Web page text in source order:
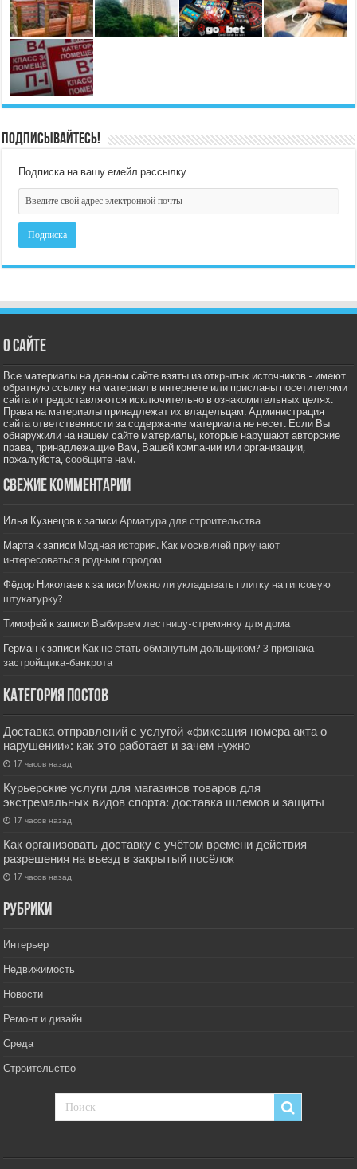
Подписывайтесь!
Подписка на вашу емейл рассылку
О сайте
Все материалы на данном сайте взяты из открытых источников - имеют
обратную ссылку на материал в интернете или присланы посетителями
сайта и предоставляются исключительно в ознакомительных целях.
Права на материалы принадлежат их владельцам. Администрация
сайта ответственности за содержание материала не несет. Если Вы
обнаружили на нашем сайте материалы, которые нарушают авторские
права, принадлежащие Вам, Вашей компании или организации,
пожалуйста,сообщите нам.
Свежие комментарии
Илья Кузнецов к записиАрматура для строительства
Мартак записи Модная история. Как москвичей приучают
интересоваться родным городом
Фёдор Николаев к записи Можно ли укладывать плитку на гипсовую
штукатурку?
Тимофей к записи Выбираем лестницу-стремянку для дома
Герман к записи Как не стать обманутым дольщиком? 3 признака
застройщика-банкрота
Категория постов
Доставка отправлений с услугой «фиксация номера акта о
нарушении»: как это работает и зачем нужно
17 часов назад
Курьерские услуги для магазинов товаров для
экстремальных видов спорта: доставка шлемов и защиты
17 часов назад
Как организовать доставку с учётом времени действия
разрешения на въезд в закрытый посёлок
17 часов назад
РУбрики
Интерьер
Недвижимость
Новости
Ремонт и дизайн
Среда
Строительство